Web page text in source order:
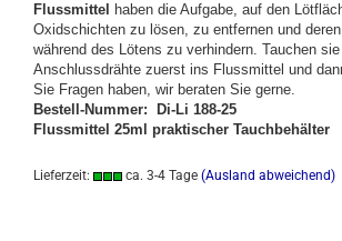
Flussmittel
haben die Aufgabe, auf den
Oxidschichten zu lösen, zu entfernen und
während des Lötens zu verhindern. Tauchen
Anschlussdrähte zuerst ins Flussmittel und
Sie Fragen haben, wir beraten Sie gerne.
Bestell-Nummer: Di-Li 188-25
Flussmittel 25ml praktischer Tauchbehälter
Lieferzeit: ca. 3-4 Tage (Ausland abweichend)